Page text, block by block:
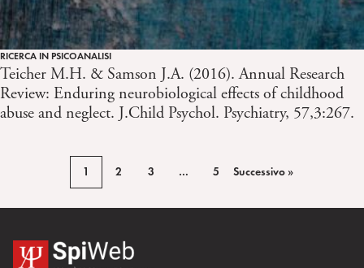
RICERCA IN PSICOANALISI
Teicher M.H. & Samson J.A. (2016). Annual Research
Review: Enduring neurobiological effects of childhood
abuse and neglect. J.Child Psychol. Psychiatry, 57,3:267.
1 2 3 … 5 Successivo »